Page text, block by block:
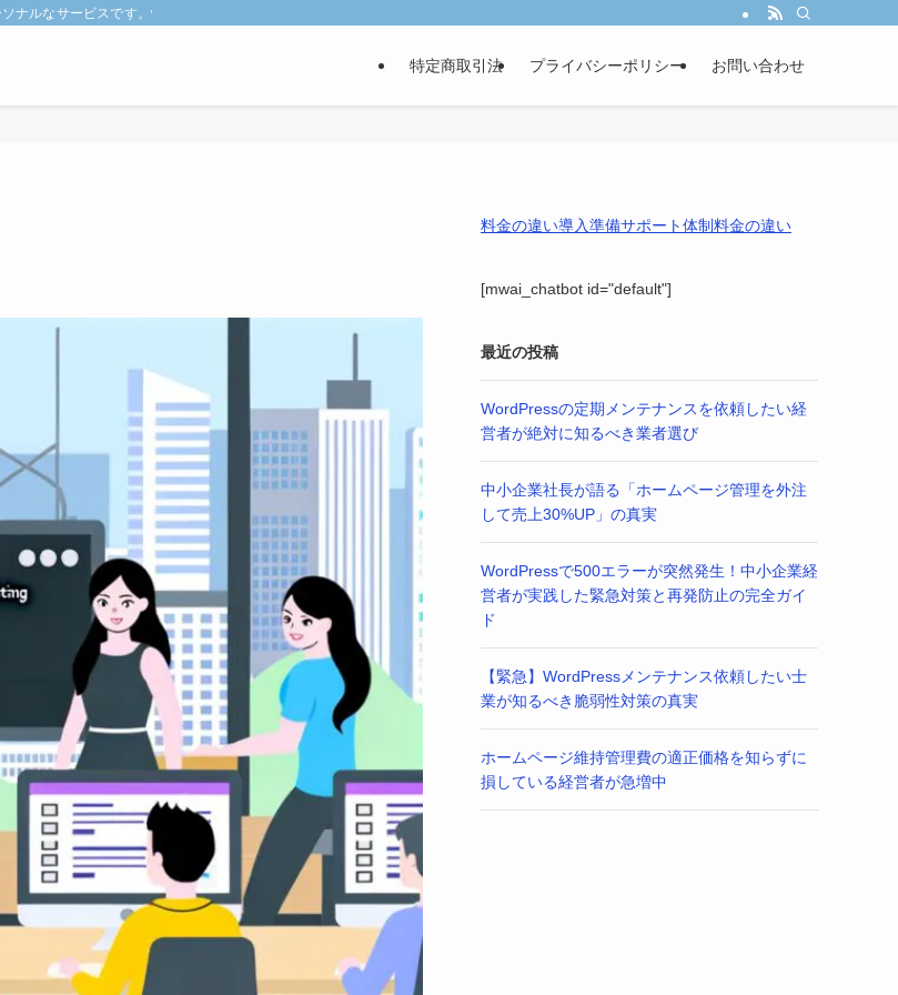
ナルなサービスです。悩みの深い見込み客だけを狙い撃ちし、あなたの事業成長を戦略的パートナーとして伴走サポートします。
特定商取引法 プライバシーポリシー お問い合わせ
料金の違い導入準備サポート体制料金の違い
[mwai_chatbot id="default"]
最近の投稿
WordPressの定期メンテナンスを依頼したい経
営者が絶対に知るべき業者選び
中小企業社長が語る「ホームページ管理を外注
して売上30%UP」の真実
WordPressで500エラーが突然発生！中小企業経
営者が実践した緊急対策と再発防止の完全ガイ
ド
【緊急】WordPressメンテナンス依頼したい士
業が知るべき脆弱性対策の真実
ホームページ維持管理費の適正価格を知らずに
損している経営者が急増中